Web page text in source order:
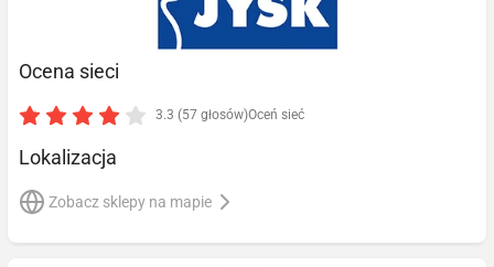
Ocena sieci
3.3 (57 głosów)Oceń sieć
Lokalizacja
Zobacz sklepy na mapie